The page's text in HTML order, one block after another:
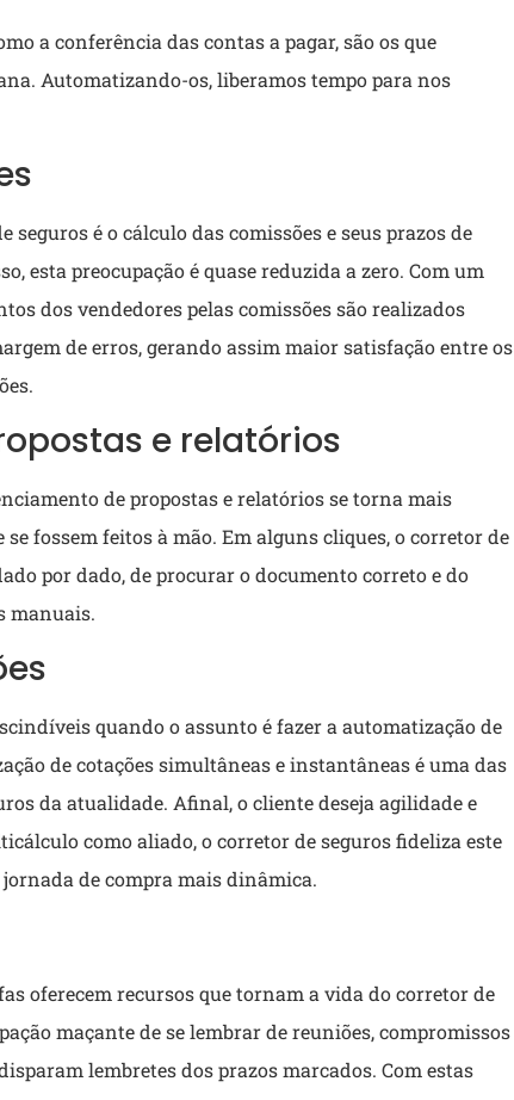
a conferência das contas a pagar, são os que
Automatizando-os, liberamos tempo para nos
seguros é o cálculo das comissões e seus prazos de
esta preocupação é quase reduzida a zero. Com um
dos vendedores pelas comissões são realizados
de erros, gerando assim maior satisfação entre os
e relatórios
de propostas e relatórios se torna mais
fossem feitos à mão. Em alguns cliques, o corretor de
por dado, de procurar o documento correto e do
manuais.
quando o assunto é fazer a automatização de
de cotações simultâneas e instantâneas é uma das
da atualidade. Afinal, o cliente deseja agilidade e
como aliado, o corretor de seguros fideliza este
de compra mais dinâmica.
oferecem recursos que tornam a vida do corretor de
maçante de se lembrar de reuniões, compromissos
lembretes dos prazos marcados. Com estas